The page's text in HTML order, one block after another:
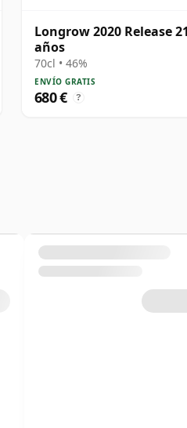
Longrow 2020 Release
años
70cl • 46%
ENVÍO GRATIS
680 € ?